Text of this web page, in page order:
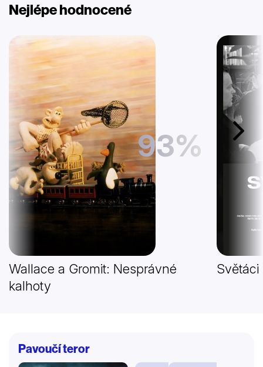
Nejlépe hodnocené
Další
93%
Wallace a Gromit: Nesprávné
kalhoty
Světáci
Pavoučí teror